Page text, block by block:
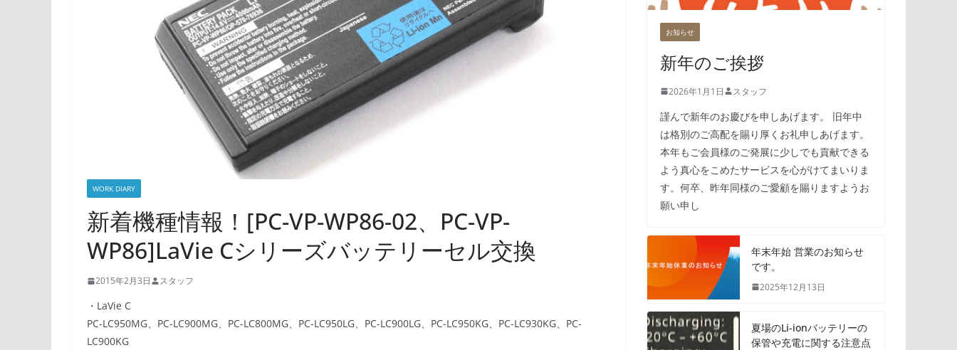
WORK DIARY
新着機種情報！[PC-VP-WP86-02、PC-VP-
WP86]LaVie Cシリーズバッテリーセル交換
2015年2月3日 スタッフ
・LaVie C
PC-LC950MG、PC-LC900MG、PC-LC800MG、PC-LC950LG、PC-LC900LG、PC-LC950KG、PC-LC930KG、PC-
LC900KG
お知らせ
新年のご挨拶
2026年1月1日 スタッフ
謹んで新年のお慶びを申しあげます。 旧年中
は格別のご高配を賜り厚くお礼申しあげます。
本年もご会員様のご発展に少しでも貢献できる
よう真心をこめたサービスを心がけてまいりま
す。何卒、昨年同様のご愛顧を賜りますようお
願い申し
年末年始 営業のお知らせ
です。
2025年12月13日
夏場のLi-ionバッテリーの
保管や充電に関する注意点